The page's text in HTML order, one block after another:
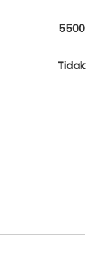
5500
Tidak